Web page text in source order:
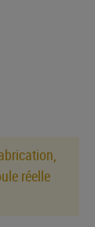
réelle